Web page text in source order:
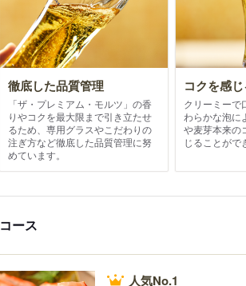
徹底した品質管理
「ザ・プレミアム・モルツ」の香
りやコクを最大限まで引き立たせ
るため、専用グラスやこだわりの
注ぎ方など徹底した品質管理に努
めています。
コクを感
クリーミーで
わらかな泡に
や麦芽本来の
じることがで
コース
人気No.1